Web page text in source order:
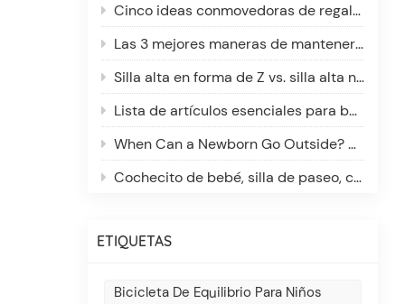
Cinco ideas conmovedoras de regalos navideños para nuevos padres
Las 3 mejores maneras de mantener a tu bebé abrigado en un cochecito: una guía de invierno
Silla alta en forma de Z vs. silla alta normal: ¿cuál es mejor para tu pequeño?
Lista de artículos esenciales para bebés: qué puede esperar y por qué
When Can a Newborn Go Outside? A Parent’s Guide to Safe Outdoor Adventures
Cochecito de bebé, silla de paseo, carrito para bebé: ¿Cuál es la diferencia?
ETIQUETAS
Bicicleta De Equilibrio Para Niños